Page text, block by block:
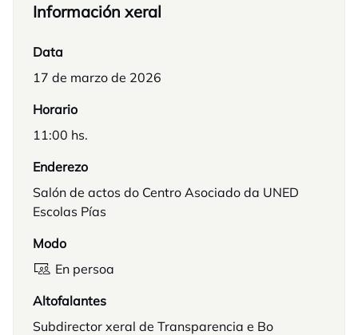
Información xeral
Data
17 de marzo de 2026
Horario
11:00 hs.
Enderezo
Salón de actos do Centro Asociado da UNED
Escolas Pías
Modo
En persoa
Altofalantes
Subdirector xeral de Transparencia e Bo